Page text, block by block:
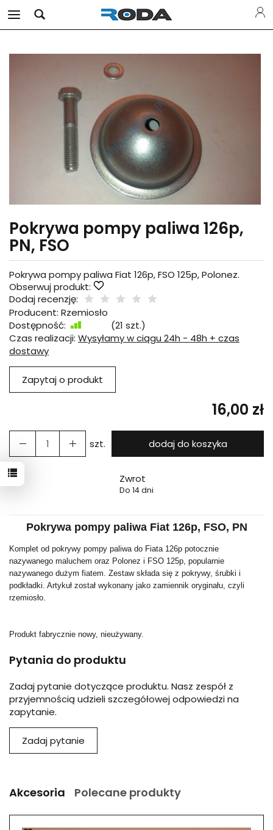
Pokrywa pompy paliwa 126p,
PN, FSO
Pokrywa pompy paliwa Fiat 126p, FSO 125p, Polonez.
Obserwuj produkt:
Dodaj recenzję:
Producent: Rzemiosło
Dostępność:
(21 szt.)
Czas realizacji: Wysyłamy w ciągu 24h - 48h + czas
dostawy
Zapytaj o produkt
16,00 zł
szt. dodaj do koszyka
Zwrot
Do 14 dni
Pokrywa pompy paliwa Fiat 126p, FSO, PN
Komplet od pokrywy pompy paliwa do Fiata 126p potocznie
nazywanego maluchem oraz Polonez i FSO 125p, popularnie
nazywanego dużym fiatem. Zestaw składa się z pokrywy, śrubki i
podkładki. Artykuł został wykonany jako zamiennik oryginału, czyli
rzemiosło.
Produkt fabrycznie nowy, nieużywany.
Pytania do produktu
Zadaj pytanie dotyczące produktu. Nasz zespół z
przyjemnością udzieli szczegółowej odpowiedzi na
zapytanie.
Zadaj pytanie
Akcesoria Polecane produkty